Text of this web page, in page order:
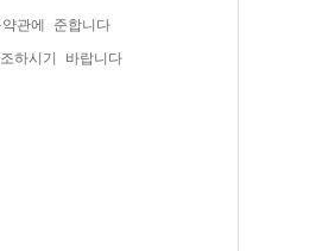
관에 준합니다
하시기 바랍니다